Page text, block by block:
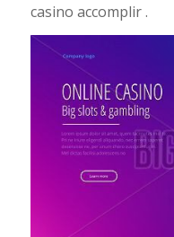
casino accomplir .